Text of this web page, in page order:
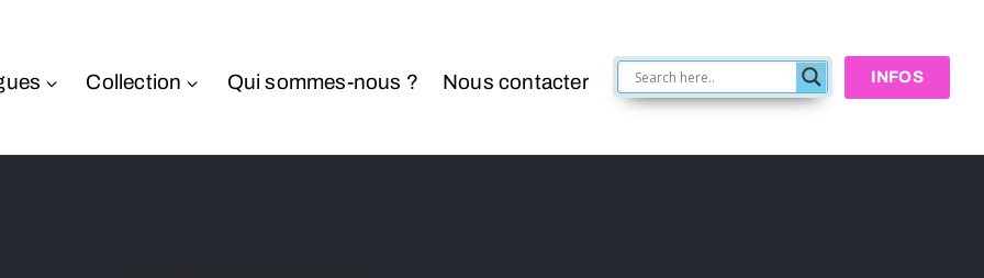
Collection Qui sommes-nous ? Nous contacter INFOS